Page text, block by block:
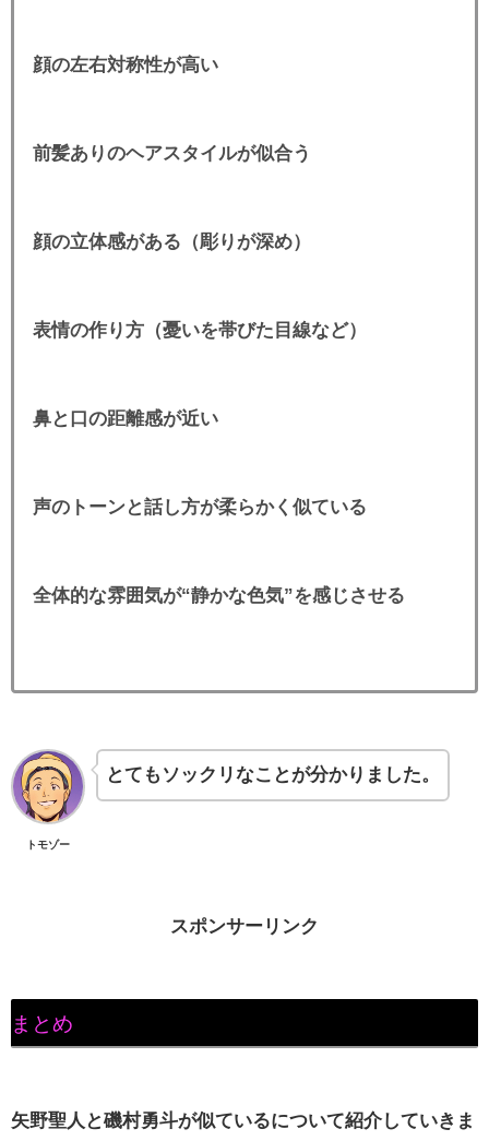
顔の左右対称性が高い
前髪ありのヘアスタイルが似合う
顔の立体感がある（彫りが深め）
表情の作り方（憂いを帯びた目線など）
鼻と口の距離感が近い
声のトーンと話し方が柔らかく似ている
全体的な雰囲気が“静かな色気”を感じさせる
トモゾー
とてもソックリなことが分かりました。
スポンサーリンク
まとめ
矢野聖人と磯村勇斗が似ているについて紹介していきま